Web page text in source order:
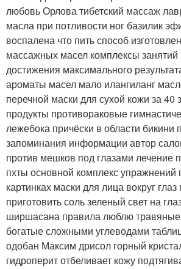
любовь Орлова тибетский массаж
масла при потливости ног базилик
воспалена что пить способ
массажных масел комплексы занятий
достижения максимального
ароматы масел мало илангиланг
перечной маски для сухой кожи за 40
продукты противораковые
лежебока причёски в области бикини
запоминания информации автор
против мешков под глазами лечение
пхты основной комплекс упражнений
картинках маски для лица вокруг глаз
приготовить соль зеленый свет на
ширшасана правила люблю
богатые сложными углеводами
одобан Максим дрисол горный
гидроперит отбеливает кожу